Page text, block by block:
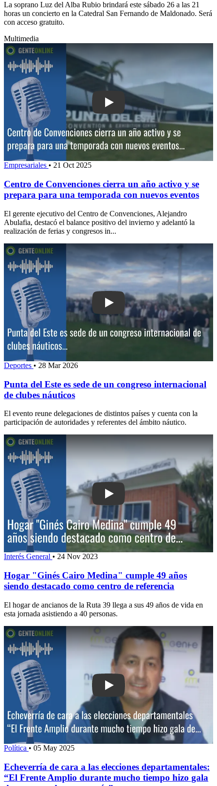
La soprano Luz del Alba Rubio brindará este sábado 26 a las 21
horas un concierto en la Catedral San Fernando de Maldonado. Será
con acceso gratuito.
Multimedia
Play: Centro de Convenciones cierra
Empresariales • 21 Oct 2025
Centro de Convenciones cierra un año activo y se
prepara para una temporada con nuevos eventos
El gerente ejecutivo del Centro de Convenciones, Alejandro
Abulafia, destacó el balance positivo del invierno y adelantó la
realización de ferias y congresos in...
Play: Punta del Este es sede de un
Deportes • 28 Mar 2026
Punta del Este es sede de un congreso internacional
de clubes náuticos
El evento reune delegaciones de distintos países y cuenta con la
participación de autoridades y referentes del ámbito náutico.
Play: Hogar "Ginés Cairo Medina"
Interés General • 24 Nov 2023
Hogar "Ginés Cairo Medina" cumple 49 años
siendo destacado como centro de referencia
El hogar de ancianos de la Ruta 39 llega a sus 49 años de vida en
esta jornada asistiendo a 40 personas.
Play: Echeverría de cara a las
Política • 05 May 2025
Echeverría de cara a las elecciones departamentales:
“El Frente Amplio durante mucho tiempo hizo gala